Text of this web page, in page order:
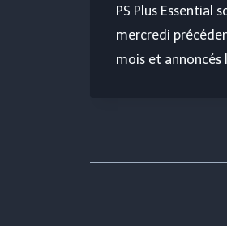
PS Plus Essential
mercredi
mois et